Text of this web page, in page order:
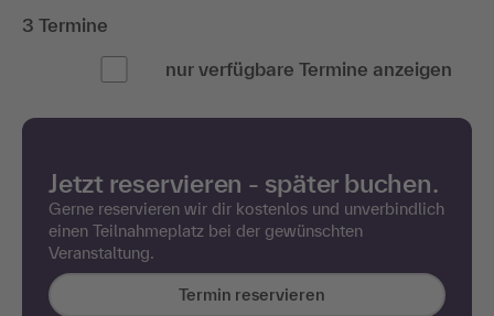
3 Termine
nur verfügbare Termine anzeigen
Jetzt reservieren - später buchen.
Gerne reservieren wir dir kostenlos und unverbindlich
einen Teilnahmeplatz bei der gewünschten
Veranstaltung.
Termin reservieren